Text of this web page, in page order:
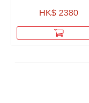
SELECTOR）楊木琴體
檔中頻切換低音結他
HK$ 2380